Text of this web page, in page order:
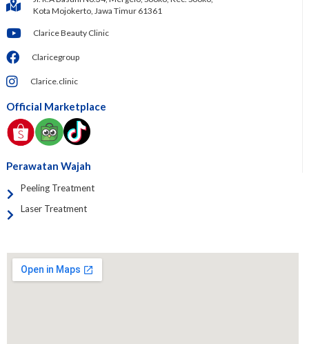
Kota Mojokerto, Jawa Timur 61361
Clarice Beauty Clinic
Claricegroup
Clarice.clinic
Official Marketplace
Perawatan Wajah
Peeling Treatment
Laser Treatment